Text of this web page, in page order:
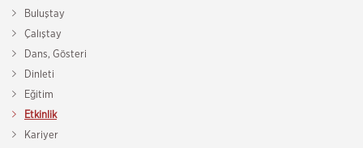
Buluştay
Çalıştay
Dans, Gösteri
Dinleti
Eğitim
Etkinlik
Kariyer